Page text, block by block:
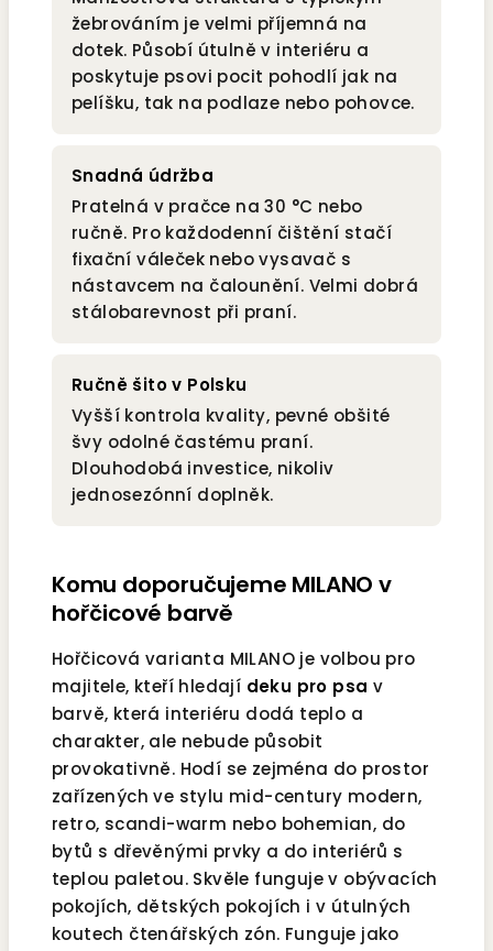
žebrováním je velmi příjemná na
dotek. Působí útulně v interiéru a
poskytuje psovi pocit pohodlí jak na
pelíšku, tak na podlaze nebo pohovce.
Snadná údržba
Pratelná v pračce na 30 °C nebo
ručně. Pro každodenní čištění stačí
fixační váleček nebo vysavač s
nástavcem na čalounění. Velmi dobrá
stálobarevnost při praní.
Ručně šito v Polsku
Vyšší kontrola kvality, pevné obšité
švy odolné častému praní.
Dlouhodobá investice, nikoliv
jednosezónní doplněk.
Komu doporučujeme MILANO v
hořčicové barvě
Hořčicová varianta MILANO je volbou pro
majitele, kteří hledají deku pro psa v
barvě, která interiéru dodá teplo a
charakter, ale nebude působit
provokativně. Hodí se zejména do prostor
zařízených ve stylu mid-century modern,
retro, scandi-warm nebo bohemian, do
bytů s dřevěnými prvky a do interiérů s
teplou paletou. Skvěle funguje v obývacích
pokojích, dětských pokojích i v útulných
koutech čtenářských zón. Funguje jako